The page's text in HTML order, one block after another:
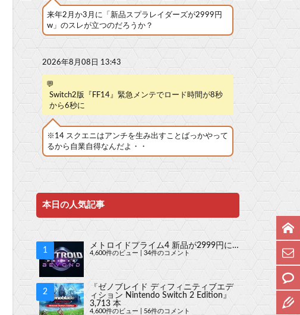
来年2月か3月に「新品スプラレイダーズが2999円
w」のスレが立つのだろうか？
2026年8月08日 13:43
💬
Switch2版『FF14』緊急メンテでロード時間が8秒
から6秒に
※14 スクエニはアンチを生み出すことばっかやって
るから自業自得なんだよ・・
本日の人気記事
メトロイドプライム4 新品が2999円に…
4,600件のビュー 34件のコメント
『ゼノブレイド ディフィニティブエデ
ィション Nintendo Switch 2 Edition』
3,713 本
4,600件のビュー 56件のコメント